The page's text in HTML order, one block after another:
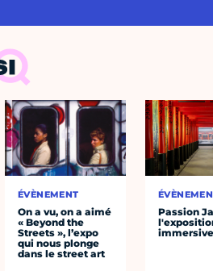
ÉVÈNEMENT
On a vu, on a aimé
« Beyond the
Streets », l’expo
qui nous plonge
dans le street art
Passion